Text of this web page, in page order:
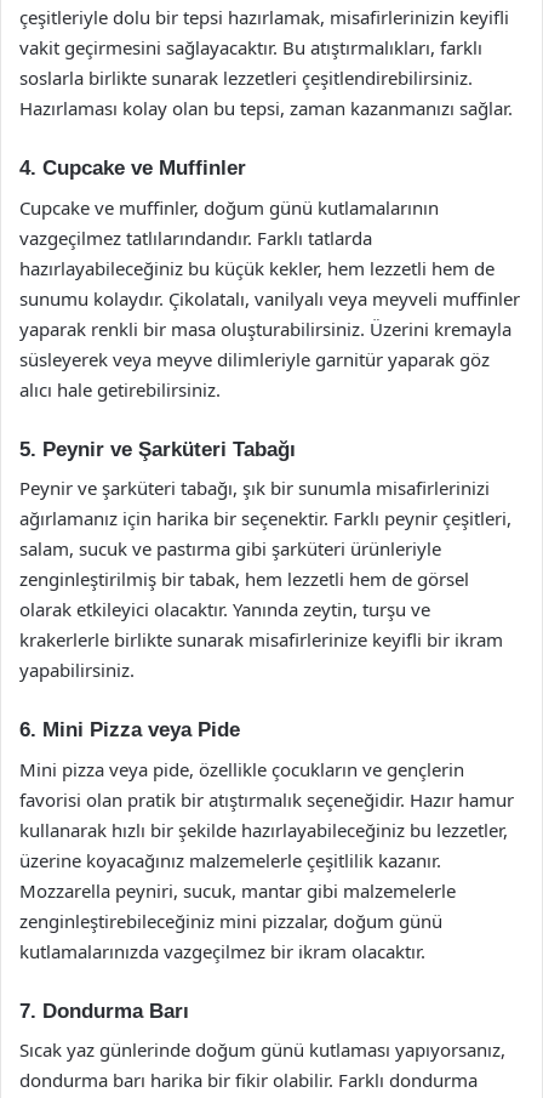
çeşitleriyle dolu bir tepsi hazırlamak, misafirlerinizin keyifli
vakit geçirmesini sağlayacaktır. Bu atıştırmalıkları, farklı
soslarla birlikte sunarak lezzetleri çeşitlendirebilirsiniz.
Hazırlaması kolay olan bu tepsi, zaman kazanmanızı sağlar.
4. Cupcake ve Muffinler
Cupcake ve muffinler, doğum günü kutlamalarının
vazgeçilmez tatlılarındandır. Farklı tatlarda
hazırlayabileceğiniz bu küçük kekler, hem lezzetli hem de
sunumu kolaydır. Çikolatalı, vanilyalı veya meyveli muffinler
yaparak renkli bir masa oluşturabilirsiniz. Üzerini kremayla
süsleyerek veya meyve dilimleriyle garnitür yaparak göz
alıcı hale getirebilirsiniz.
5. Peynir ve Şarküteri Tabağı
Peynir ve şarküteri tabağı, şık bir sunumla misafirlerinizi
ağırlamanız için harika bir seçenektir. Farklı peynir çeşitleri,
salam, sucuk ve pastırma gibi şarküteri ürünleriyle
zenginleştirilmiş bir tabak, hem lezzetli hem de görsel
olarak etkileyici olacaktır. Yanında zeytin, turşu ve
krakerlerle birlikte sunarak misafirlerinize keyifli bir ikram
yapabilirsiniz.
6. Mini Pizza veya Pide
Mini pizza veya pide, özellikle çocukların ve gençlerin
favorisi olan pratik bir atıştırmalık seçeneğidir. Hazır hamur
kullanarak hızlı bir şekilde hazırlayabileceğiniz bu lezzetler,
üzerine koyacağınız malzemelerle çeşitlilik kazanır.
Mozzarella peyniri, sucuk, mantar gibi malzemelerle
zenginleştirebileceğiniz mini pizzalar, doğum günü
kutlamalarınızda vazgeçilmez bir ikram olacaktır.
7. Dondurma Barı
Sıcak yaz günlerinde doğum günü kutlaması yapıyorsanız,
dondurma barı harika bir fikir olabilir. Farklı dondurma